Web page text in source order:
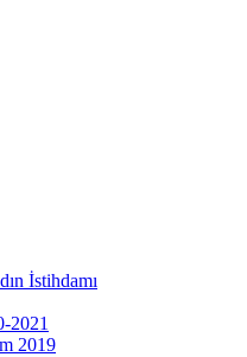
İstihdamı
2021
2019